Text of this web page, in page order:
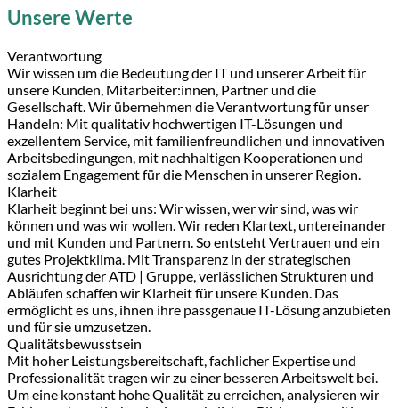
Unsere Werte
Verantwortung
Wir wissen um die Bedeutung der IT und unserer Arbeit für
unsere Kunden, Mitarbeiter:innen, Partner und die
Gesellschaft. Wir übernehmen die Verantwortung für unser
Handeln: Mit qualitativ hochwertigen IT-Lösungen und
exzellentem Service, mit familienfreundlichen und innovativen
Arbeitsbedingungen, mit nachhaltigen Kooperationen und
sozialem Engagement für die Menschen in unserer Region.
Klarheit
Klarheit beginnt bei uns: Wir wissen, wer wir sind, was wir
können und was wir wollen. Wir reden Klartext, untereinander
und mit Kunden und Partnern. So entsteht Vertrauen und ein
gutes Projektklima. Mit Transparenz in der strategischen
Ausrichtung der ATD | Gruppe, verlässlichen Strukturen und
Abläufen schaffen wir Klarheit für unsere Kunden. Das
ermöglicht es uns, ihnen ihre passgenaue IT-Lösung anzubieten
und für sie umzusetzen.
Qualitätsbewusstsein
Mit hoher Leistungsbereitschaft, fachlicher Expertise und
Professionalität tragen wir zu einer besseren Arbeitswelt bei.
Um eine konstant hohe Qualität zu erreichen, analysieren wir